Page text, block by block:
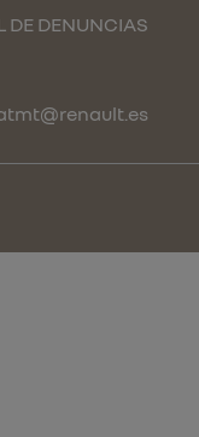
DE DENUNCIAS